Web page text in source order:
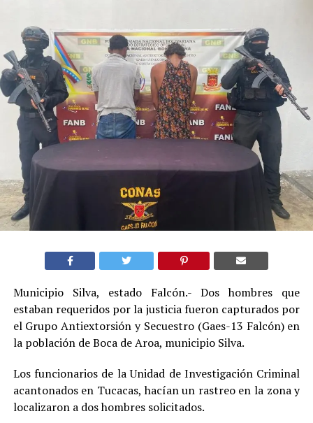
Municipio Silva, estado Falcón.- Dos hombres que
estaban requeridos por la justicia fueron capturados por
el Grupo Antiextorsión y Secuestro (Gaes-13 Falcón) en
la población de Boca de Aroa, municipio Silva.
Los funcionarios de la Unidad de Investigación Criminal
acantonados en Tucacas, hacían un rastreo en la zona y
localizaron a dos hombres solicitados.